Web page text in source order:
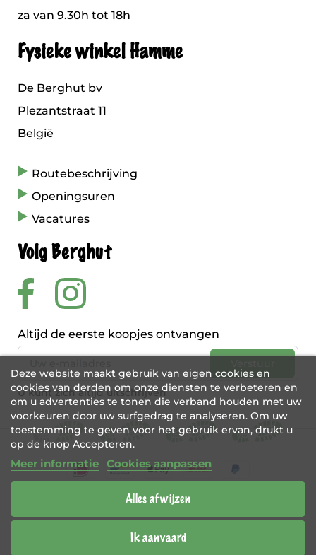
za van 9.30h tot 18h
Fysieke winkel Hamme
De Berghut bv
Plezantstraat 11
België
Routebeschrijving
Openingsuren
Vacatures
Volg Berghut
Altijd de eerste koopjes ontvangen
U kunt zich altijd uitschrijven
Deze website maakt gebruik van eigen cookies en
cookies van derden om onze diensten te verbeteren en
om u advertenties te tonen die verband houden met uw
voorkeuren door uw surfgedrag te analyseren. Om uw
toestemming te geven voor het gebruik ervan, drukt u
op de knop Accepteren.
Meer informatie Cookies aanpassen
Alles afwijzen
Ik aanvaard
BE 0456 421 721
Webshop doorTajriba